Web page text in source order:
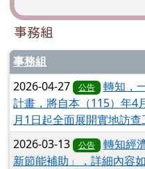
事務組
事務組
2026-04-27 公告
轉知，
計畫，將自本（115）年4
月1日起全面展開實地訪查
2026-03-13
公告
轉知經
新節能補助」，詳細內容如